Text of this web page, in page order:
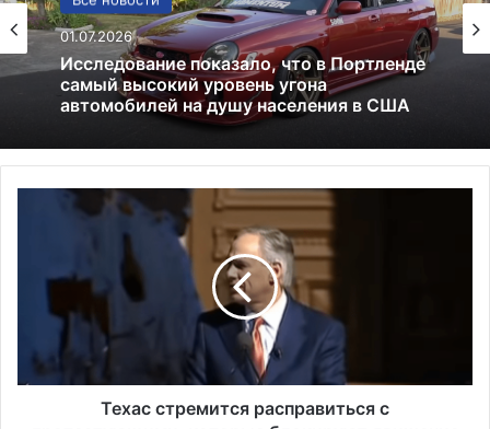
Все новости
01.07.2026
Исследование показало, что в Портленде
самый высокий уровень угона
автомобилей на душу населения в США
Финансы
25.06.2025
Цены на нефть падают в ожидании
новостей из США
е
Техас стремится расправиться с